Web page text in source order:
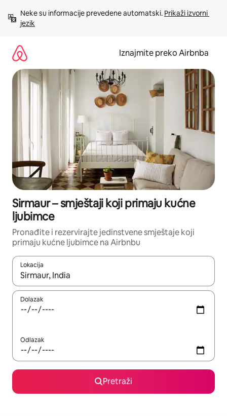
sadržaj
Neke su informacije prevedene automatski. Prikaži izvorni
jezik
Iznajmite preko Airbnba
Sirmaur – smještaji koji primaju kućne
ljubimce
Pronađite i rezervirajte jedinstvene smještaje koji
primaju kućne ljubimce na Airbnbu
Lokacija
Kada budu dostupni rezultati, moći ćete ih pregledati
Dolazak
Odlazak
Pretraži